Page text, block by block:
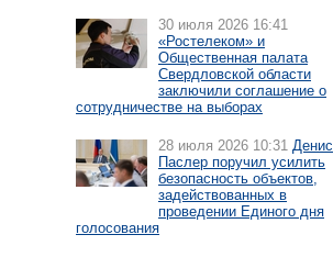
30 июля 2026 16:41
«Ростелеком» и
Общественная палата
Свердловской области
заключили соглашение о
сотрудничестве на выборах
28 июля 2026 10:31 Денис
Паслер поручил усилить
безопасность объектов,
задействованных в
проведении Единого дня
голосования